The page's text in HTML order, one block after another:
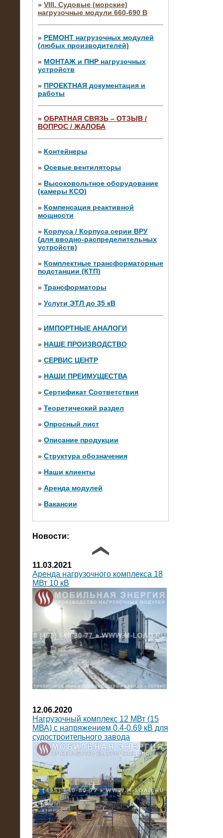
» VIII. Судовые (морские)
нагрузочные модули 660-690 В
» РЕМОНТ нагрузочных модулей
(любых производителей)
» МОНТАЖ и ПНР нагрузочных
устройств
» ПРОЕКТНАЯ документация и
работы
» ОБРАТНАЯ СВЯЗЬ – ОТЗЫВ /
ВОПРОС / ЖАЛОБА
» Контейнеры
» Осевые вентиляторы
» Высоковольтное оборудование
(камеры КСО)
» Компенсация реактивной
мощности
» Корпуса / Корпуса серии ВРУ
(для вводно-распределительных
устройств)
» Комплектные трансформаторные
подстанции (КТП)
» Трансформаторы
» Услуги ЭТЛ до 35 кВ
» ИМПОРТНЫЕ АНАЛОГИ
» НАШЕ ПРОИЗВОДСТВО
» СЕРВИС ЦЕНТР
» НАШИ ПРЕИМУЩЕСТВА
» Сертификат Соответствия
» Теоретический раздел
» Опросный лист
» Описание продукции
» Структура обозначения
» Наши клиенты
» Аренда модулей
» Вакансии
Новости:
10.04.2015
Аренда нагрузочного модуля 4 МВт,
10 кВ
28.02.2015
Нагрузочные модули 700 кВт (4
штуки)
10.10.2014
Нагрузочный комплекс 20 МВт в 2
яруса (напряжение 6-10 кВ)
11.03.2021
Аренда нагрузочного комплекса 18
МВт 10 кВ
12.06.2020
Нагрузочный комплекс 12 МВт (15
МВА) с напряжением 0.4-0.69 кВ для
судостроительного завода